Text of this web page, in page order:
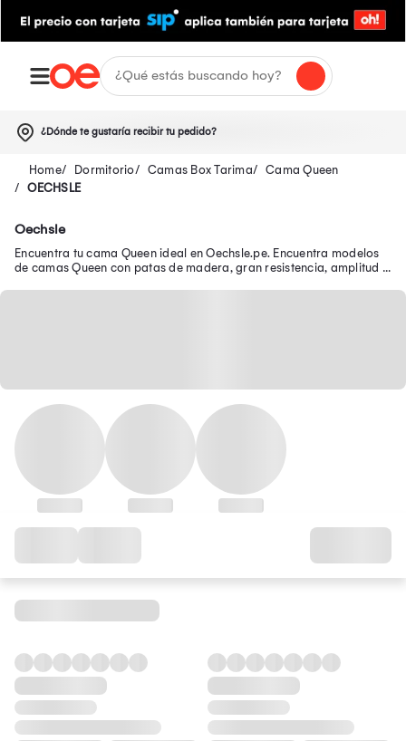
¿Dónde te gustaría recibir tu pedido?
Dormitorio Camas Box Tarima
Cama Queen
OECHSLE
Oechsle
Encuentra tu cama Queen ideal en Oechsle.pe. Encuentra modelos
de camas Queen con patas de madera, gran resistencia, amplitud y